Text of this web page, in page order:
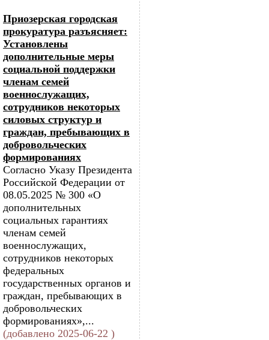
Приозерская городская
прокуратура разъясняет:
Установлены
дополнительные меры
социальной поддержки
членам семей
военнослужащих,
сотрудников некоторых
силовых структур и
граждан, пребывающих в
добровольческих
формированиях
Согласно Указу Президента
Российской Федерации от
08.05.2025 № 300 «О
дополнительных
социальных гарантиях
членам семей
военнослужащих,
сотрудников некоторых
федеральных
государственных органов и
граждан, пребывающих в
добровольческих
формированиях»,...
(добавлено 2025-06-22 )